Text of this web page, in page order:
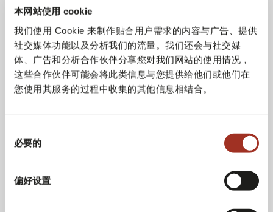
本网站使用 cookie
我们使用 Cookie 来制作贴合用户需求的内容与广告、提供
社交媒体功能以及分析我们的流量。我们还会与社交媒
体、广告和分析合作伙伴分享您对我们网站的使用情况，
这些合作伙伴可能会将此类信息与您提供给他们或他们在
您使用其服务的过程中收集的其他信息相结合。
意
必要的
偏好设置